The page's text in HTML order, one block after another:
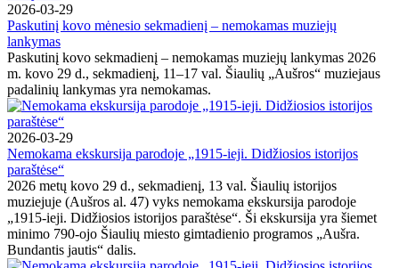
2026-03-29
Paskutinį kovo mėnesio sekmadienį – nemokamas muziejų
lankymas
Paskutinį kovo sekmadienį – nemokamas muziejų lankymas 2026
m. kovo 29 d., sekmadienį, 11–17 val. Šiaulių „Aušros“ muziejaus
padalinių lankymas yra nemokamas.
2026-03-29
Nemokama ekskursija parodoje „1915-ieji. Didžiosios istorijos
paraštėse“
2026 metų kovo 29 d., sekmadienį, 13 val. Šiaulių istorijos
muziejuje (Aušros al. 47) vyks nemokama ekskursija parodoje
„1915-ieji. Didžiosios istorijos paraštėse“. Ši ekskursija yra šiemet
minimo 790-ojo Šiaulių miesto gimtadienio programos „Aušra.
Bundantis jautis“ dalis.